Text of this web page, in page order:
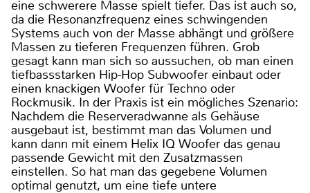
eine schwerere Masse spielt tiefer. Das ist auch so,
da die Resonanzfrequenz eines schwingenden
Systems auch von der Masse abhängt und größere
Massen zu tieferen Frequenzen führen. Grob
gesagt kann man sich so aussuchen, ob man einen
tiefbassstarken Hip-Hop Subwoofer einbaut oder
einen knackigen Woofer für Techno oder
Rockmusik. In der Praxis ist ein mögliches Szenario:
Nachdem die Reserveradwanne als Gehäuse
ausgebaut ist, bestimmt man das Volumen und
kann dann mit einem Helix IQ Woofer das genau
passende Gewicht mit den Zusatzmassen
einstellen. So hat man das gegebene Volumen
optimal genutzt, um eine tiefe untere